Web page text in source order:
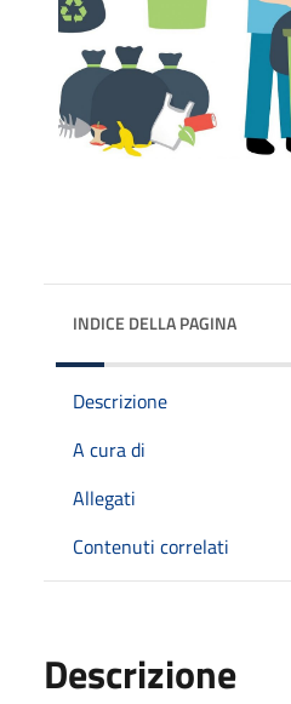
INDICE DELLA PAGINA
Descrizione
A cura di
Allegati
Contenuti correlati
Descrizione